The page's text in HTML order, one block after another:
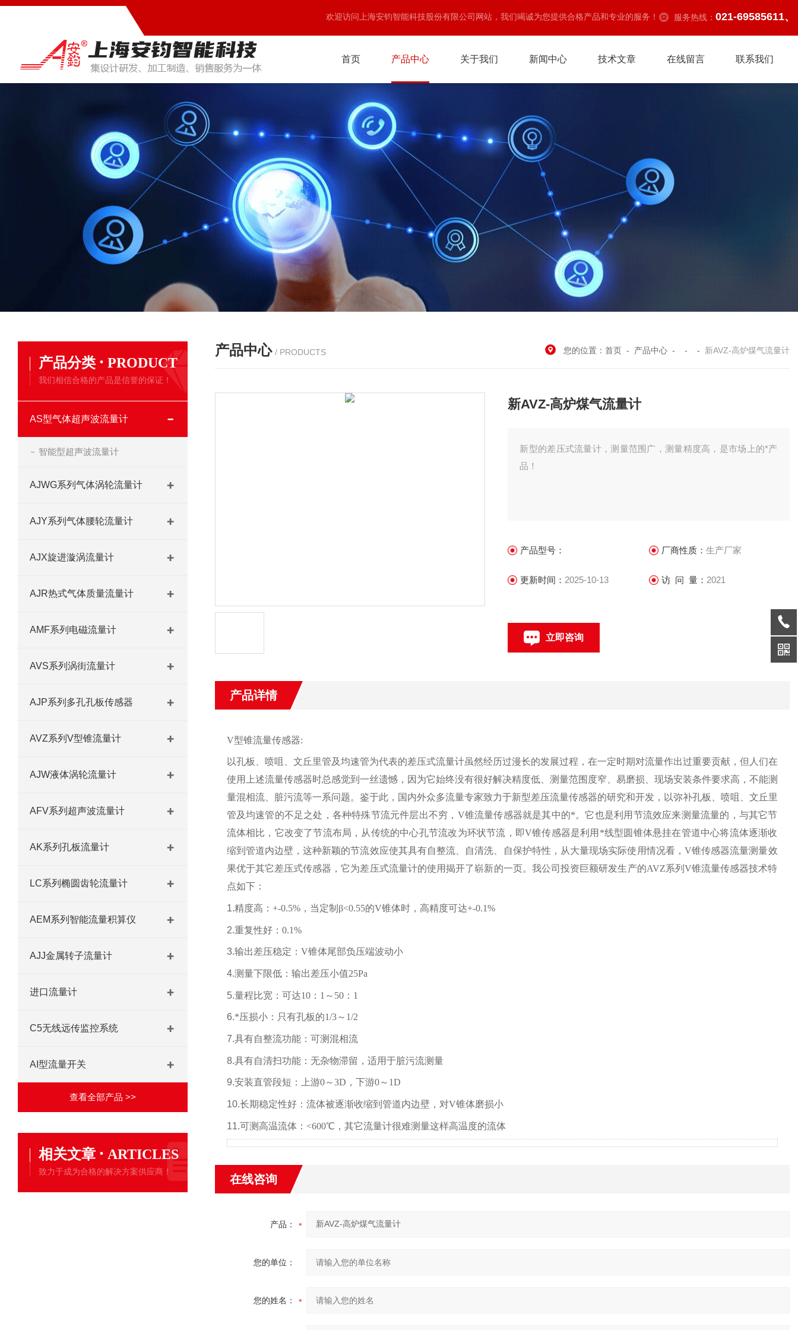
欢迎访问上海安钧智能科技股份有限公司网站，我们竭诚为您提供合格产品和专业的服务！ 服务热线： 021-69585611、
首页 产品中心 关于我们 新闻中心 技术文章 在线留言 联系我们
产品分类 · PRODUCT
我们相信合格的产品是信誉的保证！
AS型气体超声波流量计
智能型超声波流量计
AJWG系列气体涡轮流量计
AJY系列气体腰轮流量计
AJX旋进漩涡流量计
AJR热式气体质量流量计
AMF系列电磁流量计
AVS系列涡街流量计
AJP系列多孔孔板传感器
AVZ系列V型锥流量计
AJW液体涡轮流量计
AFV系列超声波流量计
AK系列孔板流量计
LC系列椭圆齿轮流量计
AEM系列智能流量积算仪
AJJ金属转子流量计
进口流量计
C5无线远传监控系统
AI型流量开关
查看全部产品 >>
相关文章 · ARTICLES
致力于成为合格的解决方案供应商！
产品中心 / PRODUCTS 您的位置： 首页 - 产品中心 - - - 新AVZ-高炉煤气流量计
新AVZ-高炉煤气流量计
新型的差压式流量计，测量范围广，测量精度高，是市场上的*产
品！
产品型号： 厂商性质： 生产厂家
更新时间： 2025-10-13 访 问 量： 2021
立即咨询
产品详情
V型锥流量传感器:
以孔板、喷咀、文丘里管及均速管为代表的差压式流量计虽然经历过漫长的发展过程，在一定时期对流量作出过重要贡献，但人们在
使用上述流量传感器时总感觉到一丝遗憾，因为它始终没有很好解决精度低、测量范围度窄、易磨损、现场安装条件要求高，不能测
量混相流、脏污流等一系问题。鉴于此，国内外众多流量专家致力于新型差压流量传感器的研究和开发，以弥补孔板、喷咀、文丘里
管及均速管的不足之处，各种特殊节流元件层出不穷，V锥流量传感器就是其中的*。它也是利用节流效应来测量流量的，与其它节
流体相比，它改变了节流布局，从传统的中心孔节流改为环状节流，即V锥传感器是利用*线型圆锥体悬挂在管道中心将流体逐渐收
缩到管道内边壁，这种新颖的节流效应使其具有自整流、自清洗、自保护特性，从大量现场实际使用情况看，V锥传感器流量测量效
果优于其它差压式传感器，它为差压式流量计的使用揭开了崭新的一页。我公司投资巨额研发生产的AVZ系列V锥流量传感器技术特
点如下：
1.精度高：+-0.5%，当定制β<0.55的V锥体时，高精度可达+-0.1%
2.重复性好：0.1%
3.输出差压稳定：V锥体尾部负压端波动小
4.测量下限低：输出差压小值25Pa
5.量程比宽：可达10：1～50：1
6.*压损小：只有孔板的1/3～1/2
7.具有自整流功能：可测混相流
8.具有自清扫功能：无杂物滞留，适用于脏污流测量
9.安装直管段短：上游0～3D，下游0～1D
10.长期稳定性好：流体被逐渐收缩到管道内边壁，对V锥体磨损小
11.可测高温流体：<600℃，其它流量计很难测量这样高温度的流体
在线咨询
产品：
您的单位：
您的姓名：